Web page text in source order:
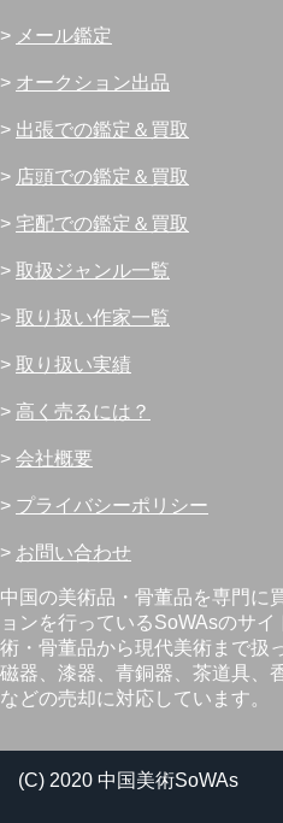
> メール鑑定
> オークション出品
> 出張での鑑定＆買取
> 店頭での鑑定＆買取
> 宅配での鑑定＆買取
> 取扱ジャンル一覧
> 取り扱い作家一覧
> 取り扱い実績
> 高く売るには？
> 会社概要
> プライバシーポリシー
> お問い合わせ
中国の美術品・骨董品を専門に
ョンを行っているSoWAsのサ
術・骨董品から現代美術まで扱
磁器、漆器、青銅器、茶道具、
などの売却に対応しています。
(C) 2020 中国美術SoWAs